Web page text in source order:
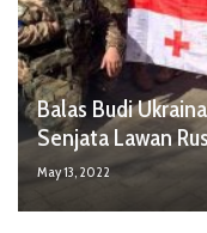
Balas Budi
Senjata Lawan
May 13, 2022